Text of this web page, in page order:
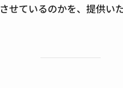
せているのかを、提供い